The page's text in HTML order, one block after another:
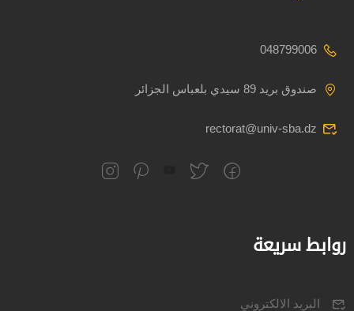
048799006
صندوق بريد 89 سيدي بلعباس الجزائر
rectorat@univ-sba.dz
روابط سريعة
البريد الالكتروني